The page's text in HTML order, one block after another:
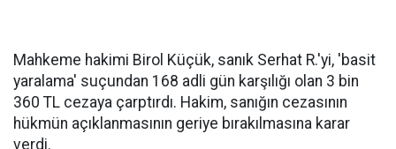
Mahkeme hakimi Birol Küçük, sanık Serhat R.'yi, 'basit
yaralama' suçundan 168 adli gün karşılığı olan 3 bin
360 TL cezaya çarptırdı. Hakim, sanığın cezasının
hükmün açıklanmasının geriye bırakılmasına karar
verdi.